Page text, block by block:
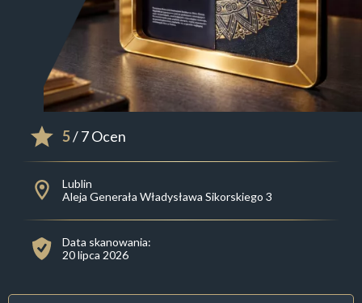
5/ 7 Ocen
Lublin
Aleja Generała Władysława Sikorskiego 3
Data skanowania:
20 lipca 2026